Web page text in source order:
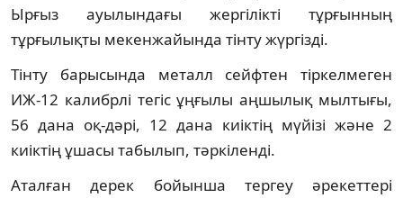
Ырғыз ауылындағы жергілікті тұрғынның
тұрғылықты мекенжайында тінту жүргізді.
Тінту барысында металл сейфтен тіркелмеген
ИЖ-12 калибрлі тегіс ұңғылы аңшылық мылтығы,
56 дана оқ-дәрі, 12 дана киіктің мүйізі және 2
киіктің ұшасы табылып, тәркіленді.
Аталған дерек бойынша тергеу әрекеттері